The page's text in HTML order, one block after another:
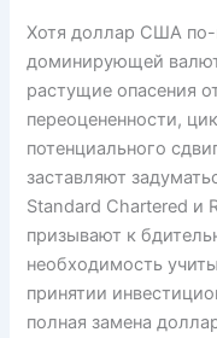
Хотя доллар США по-
доминирующей
растущие опасения
переоцененности,
потенциального
заставляют
Standard Chartered и
призывают к
необходимость
принятии
полная замена